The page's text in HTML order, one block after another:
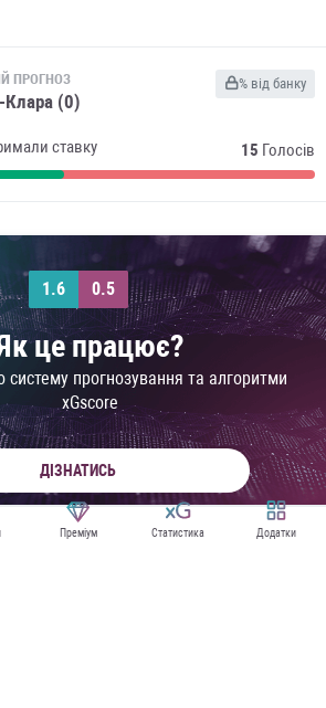
ПРОГНОЗ
Клара (0)
% від банку
ставку 15 Голосів
1.6 0.5
це працює?
систему прогнозування та алгоритми
xGscore
ДІЗНАТИСЬ
Преміум Статистика Додатки